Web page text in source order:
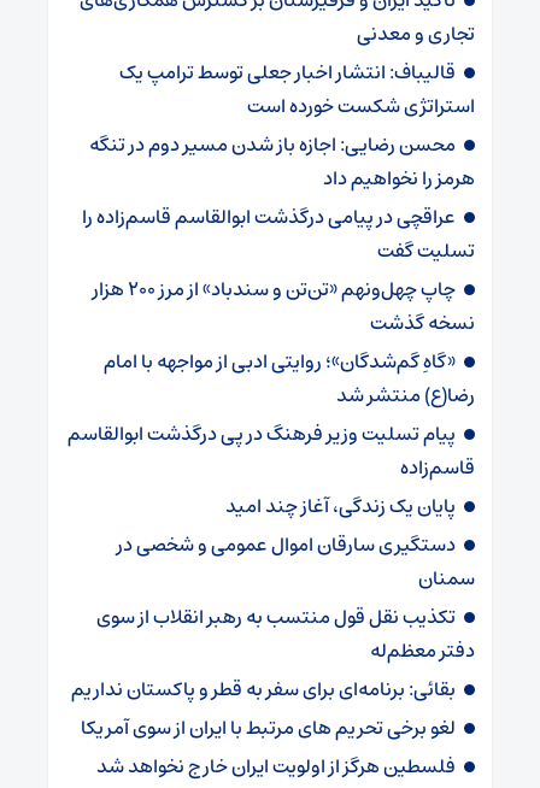
تجاری و معدنی
قالیباف: انتشار اخبار جعلی توسط ترامپ یک
استراتژی شکست خورده است
محسن رضایی: اجازه باز شدن مسیر دوم در تنگه
هرمز را نخواهیم داد
عراقچی در پیامی درگذشت ابوالقاسم قاسم‌زاده را
تسلیت گفت
چاپ چهل‌ونهم «تن‌تن و سندباد» از مرز ۲۰۰ هزار
نسخه گذشت
«گاهِ گم‌شدگان»؛ روایتی ادبی از مواجهه با امام
رضا(ع) منتشر شد
پیام تسلیت وزیر فرهنگ در پی درگذشت ابوالقاسم
قاسم‌زاده
پایان یک زندگی، آغاز چند امید
دستگیری سارقان اموال عمومی و شخصی در
سمنان
تکذیب نقل قول منتسب به رهبر انقلاب از سوی
دفتر معظم‌له
بقائی: برنامه‌ای برای سفر به قطر و پاکستان نداریم
لغو برخی تحریم های مرتبط با ایران از سوی آمریکا
فلسطین هرگز از اولویت ایران خارج نخواهد شد